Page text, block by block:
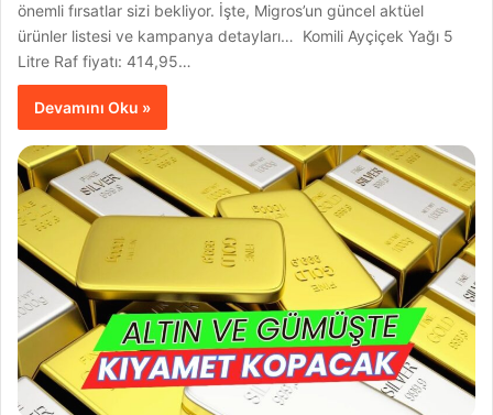
önemli fırsatlar sizi bekliyor. İşte, Migros’un güncel aktüel
ürünler listesi ve kampanya detayları… Komili Ayçiçek Yağı 5
Litre Raf fiyatı: 414,95…
Devamını Oku »